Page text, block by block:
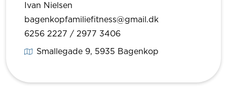
Ivan Nielsen
bagenkopfamiliefitness@gmail.dk
6256 2227 / 2977 3406
Smallegade 9, 5935 Bagenkop